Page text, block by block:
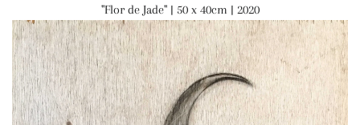
"Flor de Jade" | 50 x 40cm | 2020